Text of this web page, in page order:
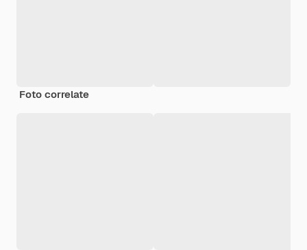
Foto correlate